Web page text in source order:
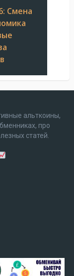
Смена
альткоины,
про
статей.